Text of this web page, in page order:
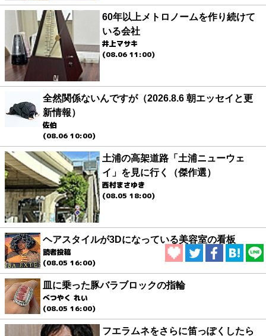
60年以上メトロノームを作り続けて
いる会社
井上マサキ
(08.06 11:00)
全然関係ないんですが（2026.8.6 朝エッセイと更
新情報）
佐伯
(08.06 10:00)
土浦の高架道路「土浦ニューウェ
イ」を見に行く（傑作選）
西村まさゆき
(08.05 18:00)
ヘアスタイルが3Dになっている美容室の看板
読者投稿
(08.05 16:00)
皿に乗った豚バラブロックの指輪
べつやく れい
(08.05 16:00)
フエラムネをさらに笛っぽくしたら